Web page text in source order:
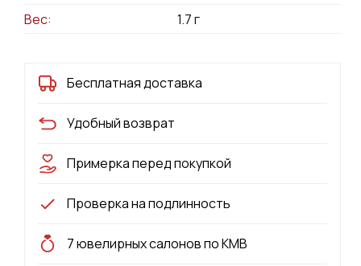
Вес:
1.7г
Бесплатная доставка
Удобный возврат
Примерка перед покупкой
Проверка на подлинность
7 ювелирных салонов по КМВ